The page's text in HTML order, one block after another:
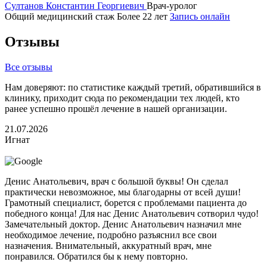
Султанов Константин Георгиевич Врач-уролог
Общий медицинский стаж Более 22 лет Запись онлайн
Отзывы
Все отзывы
Нам доверяют: по статистике каждый третий, обратившийся в
клинику, приходит сюда по рекомендации тех людей, кто
ранее успешно прошёл лечение в нашей организации.
21.07.2026
Игнат
Денис Анатольевич, врач с большой буквы! Он сделал
практически невозможное, мы благодарны от всей души!
Грамотный специалист, борется с проблемами пациента до
победного конца! Для нас Денис Анатольевич сотворил чудо!
Замечательный доктор. Денис Анатольевич назначил мне
необходимое лечение, подробно разъяснил все свои
назначения. Внимательный, аккуратный врач, мне
понравился. Обратился бы к нему повторно.